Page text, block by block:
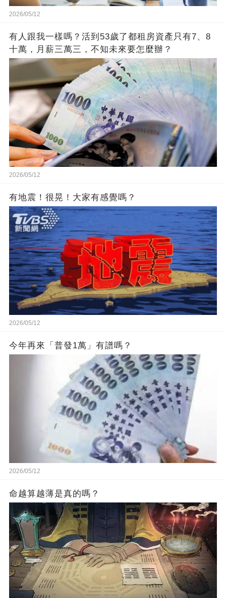
2026/05/12
有人跟我一樣嗎？活到53歲了都租房資產只有7、8
十萬，月薪三萬三，不知未來要怎麼辦？
2026/05/12
有地震！很晃！大家有感覺嗎？
2026/05/12
今年再來「普發1萬」有譜嗎？
2026/05/12
命越算越薄是真的嗎？